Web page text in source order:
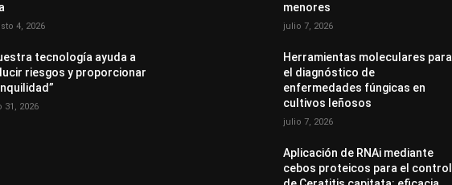
4, 2026
tecnología ayuda a
riesgos y proporcionar
31, 2026
menores
julio 7, 2026
Herramientas moleculares para
el diagnóstico de
enfermedades fúngicas en
cultivos leñosos
julio 7, 2026
Aplicación de RNAi mediante
cebos proteicos para el control